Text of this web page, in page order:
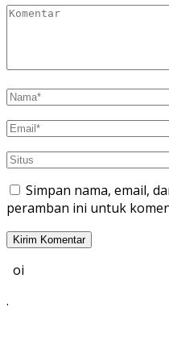
Simpan nama, email,
peramban ini untuk
oi
.